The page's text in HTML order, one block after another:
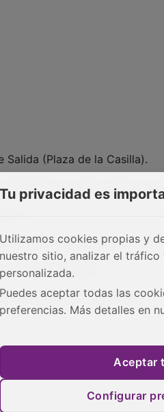
(Plaza de la Casilla).
de este horario no
evento/viii-
del 2018.
ninguna circunstancia.
Tu privacidad es
Utilizamos cookies propias y
nuestro sitio, analizar el
personalizada.
Puedes aceptar todas las
preferencias. Más detalles en
Aceptar
Configurar